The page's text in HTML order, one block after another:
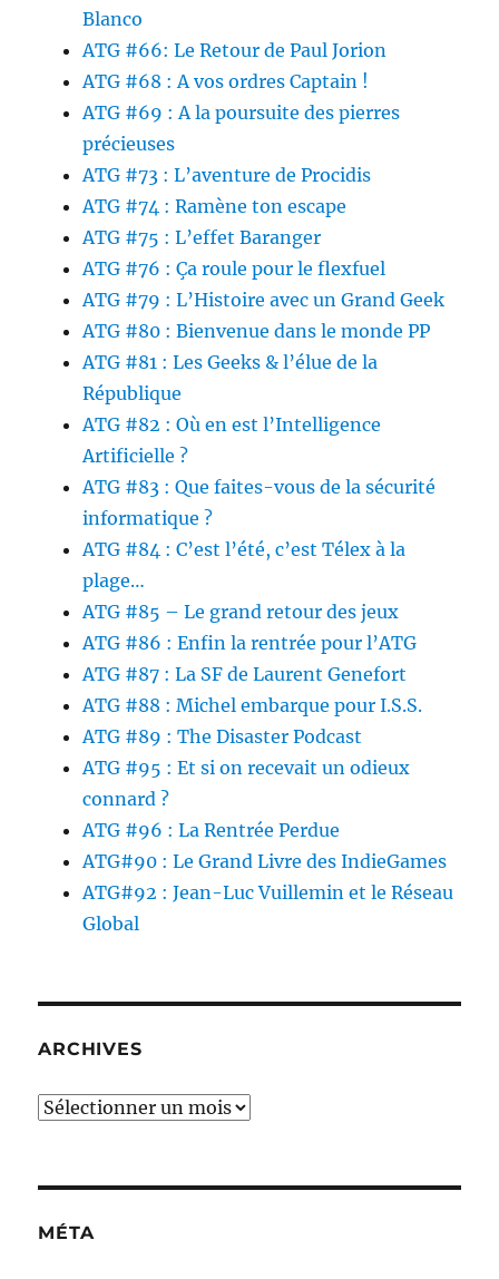
Blanco
ATG #66: Le Retour de Paul Jorion
ATG #68 : A vos ordres Captain !
ATG #69 : A la poursuite des pierres
précieuses
ATG #73 : L’aventure de Procidis
ATG #74 : Ramène ton escape
ATG #75 : L’effet Baranger
ATG #76 : Ça roule pour le flexfuel
ATG #79 : L’Histoire avec un Grand Geek
ATG #80 : Bienvenue dans le monde PP
ATG #81 : Les Geeks & l’élue de la
République
ATG #82 : Où en est l’Intelligence
Artificielle ?
ATG #83 : Que faites-vous de la sécurité
informatique ?
ATG #84 : C’est l’été, c’est Télex à la
plage…
ATG #85 – Le grand retour des jeux
ATG #86 : Enfin la rentrée pour l’ATG
ATG #87 : La SF de Laurent Genefort
ATG #88 : Michel embarque pour I.S.S.
ATG #89 : The Disaster Podcast
ATG #95 : Et si on recevait un odieux
connard ?
ATG #96 : La Rentrée Perdue
ATG#90 : Le Grand Livre des IndieGames
ATG#92 : Jean-Luc Vuillemin et le Réseau
Global
ARCHIVES
Archives
MÉTA